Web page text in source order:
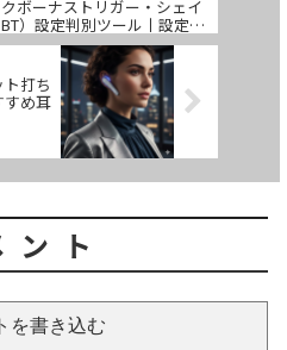
ボーナストリガー・シェイ
）設定判別ツール丨設定
解析丨アップスロット
ト打ち
すめ耳
ント
を書き込む